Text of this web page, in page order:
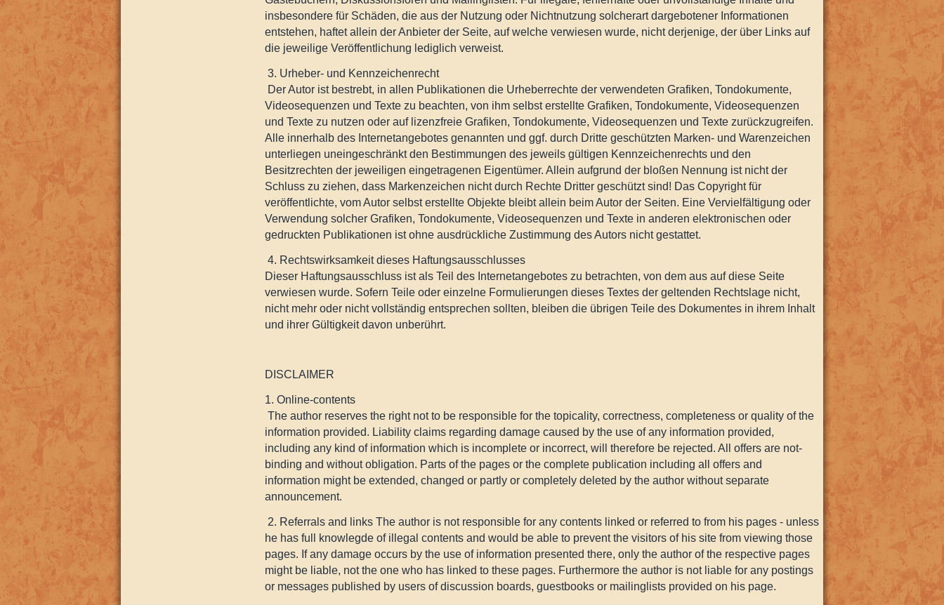
insbesondere für Schäden, die aus der Nutzung oder Nichtnutzung solcherart dargebotener Informationen
entstehen, haftet allein der Anbieter der Seite, auf welche verwiesen wurde, nicht derjenige, der über Links auf
die jeweilige Veröffentlichung lediglich verweist.
3. Urheber- und Kennzeichenrecht
Der Autor ist bestrebt, in allen Publikationen die Urheberrechte der verwendeten Grafiken, Tondokumente,
Videosequenzen und Texte zu beachten, von ihm selbst erstellte Grafiken, Tondokumente, Videosequenzen
und Texte zu nutzen oder auf lizenzfreie Grafiken, Tondokumente, Videosequenzen und Texte zurückzugreifen.
Alle innerhalb des Internetangebotes genannten und ggf. durch Dritte geschützten Marken- und Warenzeichen
unterliegen uneingeschränkt den Bestimmungen des jeweils gültigen Kennzeichenrechts und den
Besitzrechten der jeweiligen eingetragenen Eigentümer. Allein aufgrund der bloßen Nennung ist nicht der
Schluss zu ziehen, dass Markenzeichen nicht durch Rechte Dritter geschützt sind! Das Copyright für
veröffentlichte, vom Autor selbst erstellte Objekte bleibt allein beim Autor der Seiten. Eine Vervielfältigung oder
Verwendung solcher Grafiken, Tondokumente, Videosequenzen und Texte in anderen elektronischen oder
gedruckten Publikationen ist ohne ausdrückliche Zustimmung des Autors nicht gestattet.
4. Rechtswirksamkeit dieses Haftungsausschlusses
Dieser Haftungsausschluss ist als Teil des Internetangebotes zu betrachten, von dem aus auf diese Seite
verwiesen wurde. Sofern Teile oder einzelne Formulierungen dieses Textes der geltenden Rechtslage nicht,
nicht mehr oder nicht vollständig entsprechen sollten, bleiben die übrigen Teile des Dokumentes in ihrem Inhalt
und ihrer Gültigkeit davon unberührt.
DISCLAIMER
1. Online-contents
The author reserves the right not to be responsible for the topicality, correctness, completeness or quality of the
information provided. Liability claims regarding damage caused by the use of any information provided,
including any kind of information which is incomplete or incorrect, will therefore be rejected. All offers are not-
binding and without obligation. Parts of the pages or the complete publication including all offers and
information might be extended, changed or partly or completely deleted by the author without separate
announcement.
2. Referrals and links The author is not responsible for any contents linked or referred to from his pages - unless
he has full knowlegde of illegal contents and would be able to prevent the visitors of his site from viewing those
pages. If any damage occurs by the use of information presented there, only the author of the respective pages
might be liable, not the one who has linked to these pages. Furthermore the author is not liable for any postings
or messages published by users of discussion boards, guestbooks or mailinglists provided on his page.